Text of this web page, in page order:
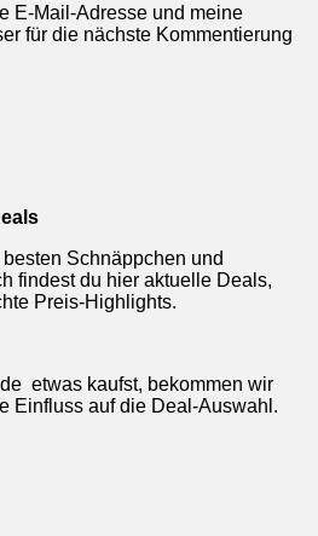
E-Mail-Adresse und meine
für die nächste Kommentierung
Schnäppchen und
findest du hier aktuelle Deals,
Preis-Highlights.
etwas kaufst, bekommen wir
Einfluss auf die Deal-Auswahl.